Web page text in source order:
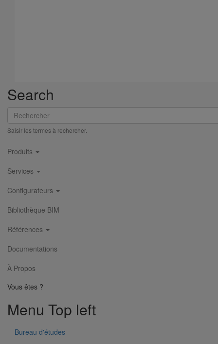
Search
Rechercher
Saisir les termes à rechercher.
Main
navigation
Produits
Services
Configurateurs
Bibliothèque BIM
Références
Documentations
À Propos
Vous êtes ?
Menu Top left
Bureau d'études
Coude SMU Plus 68° DN200
En savoir plussur Coude SMU Plus 68° DN200